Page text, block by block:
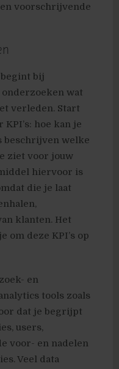
voorschrijvende
bij
wat
verleden. Start
hoe kan je
welke
ziet voor jouw
hiervoor is
die je laat
klanten. Het
om deze KPI’s op
en
tools zoals
dat je begrijpt
users,
voor- en nadelen
Veel data